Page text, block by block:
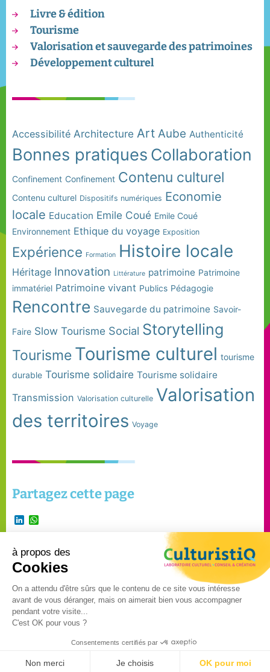
Livre & édition
Tourisme
Valorisation et sauvegarde des patrimoines
Développement culturel
Accessibilité Architecture Art Aube Authenticité
Bonnes pratiques Collaboration
Confinement Confinement Contenu culturel
Contenu culturel Dispositifs numériques Economie
locale Education Emile Coué Emile Coué
Environnement Ethique du voyage Exposition
Expérience Formation Histoire locale
Héritage Innovation Littérature patrimoine Patrimoine
immatériel Patrimoine vivant Publics Pédagogie
Rencontre Sauvegarde du patrimoine Savoir-
Faire Slow Tourisme Social Storytelling
Tourisme Tourisme culturel tourisme
durable Tourisme solidaire Tourisme solidaire
Transmission Valorisation culturelle Valorisation
des territoires Voyage
Partagez cette page
LinkedIn
Suivre Culturistiq
©2024 – CulturistiQ – Tous
droits réservés –Mentions
à propos des
Cookies
On a attendu d'être sûrs que le contenu de ce site vous intéresse
avant de vous déranger, mais on aimerait bien vous accompagner
pendant votre visite...
C'est OK pour vous ?
Consentements certifiés par
Non merci Je choisis OK pour moi